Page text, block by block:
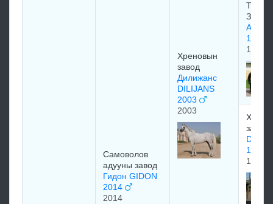
Самоволов
адууны завод
Гидон GIDON
2014
2014
Хреновын
завод
Дилижанс
DILIJANS
2003
2003
Завод
Анчар
1981
1981
завод
1985
1985